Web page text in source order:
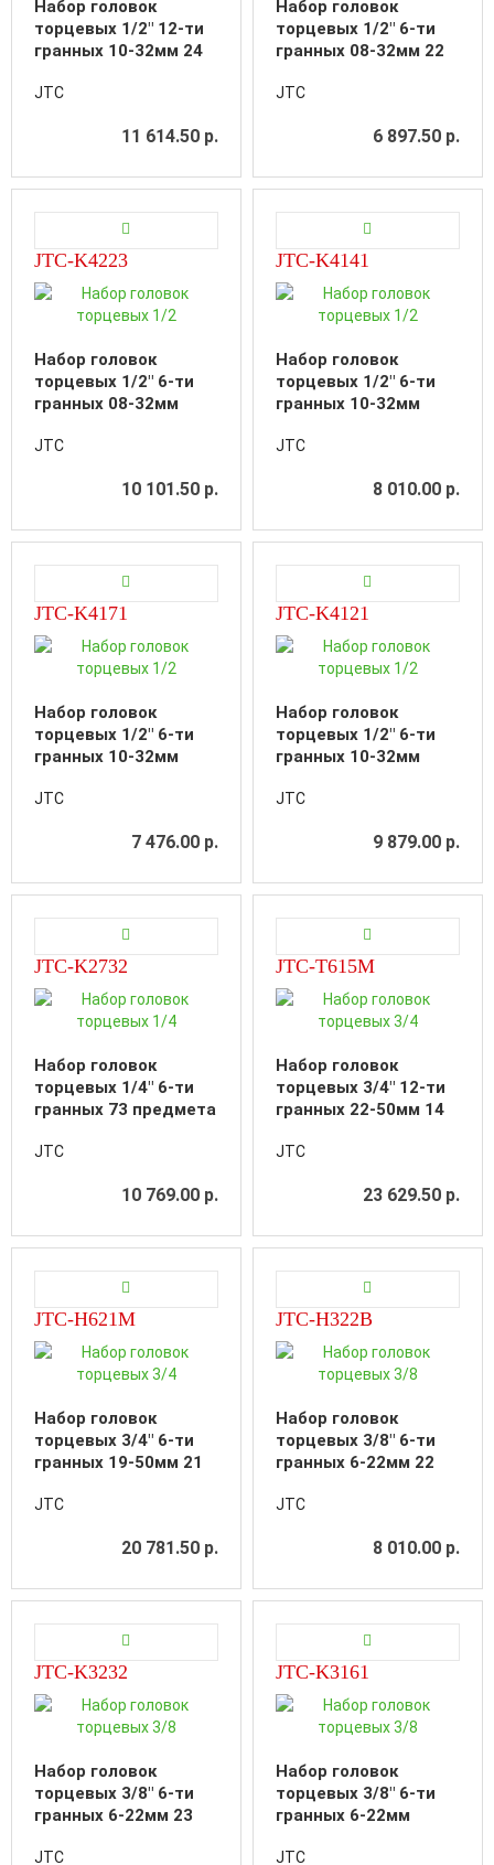
Набор головок
торцевых 1/2" 12-ти
гранных 10-32мм 24
JTC
11 614.50 р.
Набор головок
торцевых 1/2" 6-ти
гранных 08-32мм 22
JTC
6 897.50 р.
JTC-K4223
Набор головок
торцевых 1/2" 6-ти
гранных 08-32мм
предмета в кейсе
JTC
10 101.50 р.
JTC-K4141
Набор головок
торцевых 1/2" 6-ти
гранных 10-32мм
предметов в кейсе
JTC
8 010.00 р.
JTC-K4171
Набор головок
торцевых 1/2" 6-ти
гранных 10-32мм
предметов в кейсе
JTC
7 476.00 р.
JTC-K4121
Набор головок
торцевых 1/2" 6-ти
гранных 10-32мм
предметов в кейсе
JTC
9 879.00 р.
JTC-K2732
Набор головок
торцевых 1/4" 6-ти
гранных 73 предмета
JTC
10 769.00 р.
JTC-T615M
Набор головок
торцевых 3/4" 12-ти
гранных 22-50мм 14
JTC
23 629.50 р.
JTC-H621M
Набор головок
торцевых 3/4" 6-ти
гранных 19-50мм 21
JTC
20 781.50 р.
JTC-H322B
Набор головок
торцевых 3/8" 6-ти
гранных 6-22мм 22
JTC
8 010.00 р.
JTC-K3232
Набор головок
торцевых 3/8" 6-ти
гранных 6-22мм 23
JTC
JTC-K3161
Набор головок
торцевых 3/8" 6-ти
гранных 6-22мм
предметов в кейсе
JTC